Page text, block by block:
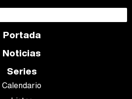
Portada
Noticias
Series
Calendario